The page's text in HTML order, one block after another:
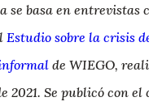
se basa en entrevistas
Estudio sobre la crisis
de WIEGO,
2021. Se publicó con